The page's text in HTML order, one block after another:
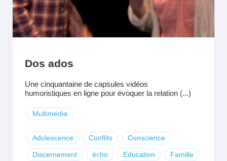
Dos ados
Une cinquantaine de capsules vidéos
humoristiques en ligne pour évoquer la relation (...)
Multimédia
Adolescence Conflits Conscience
Discernement écho Education Famille